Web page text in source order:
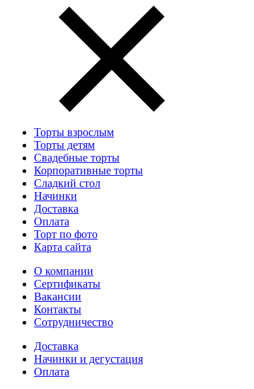
Торты взрослым
Торты детям
Свадебные торты
Корпоративные торты
Сладкий стол
Начинки
Доставка
Оплата
Торт по фото
Карта сайта
О компании
Сертификаты
Вакансии
Контакты
Сотрудничество
Доставка
Начинки и дегустация
Оплата